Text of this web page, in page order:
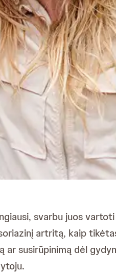
svarbu juos
artritą, kaip
susirūpinimą dėl